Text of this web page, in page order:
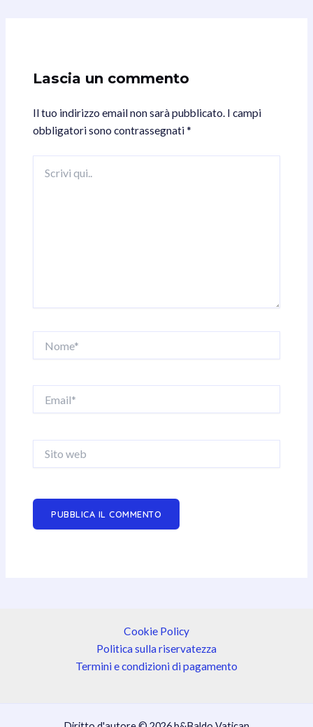
Lascia un commento
Il tuo indirizzo email non sarà pubblicato. I campi
obbligatori sono contrassegnati*
qui..
web
Cookie Policy
Politica sulla riservatezza
Termini e condizioni di pagamento